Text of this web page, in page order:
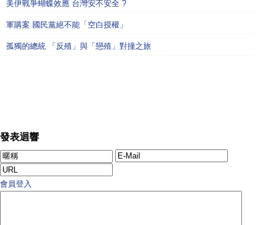
美伊戰爭蝴蝶效應 台灣安不安全 ?
軍購案 國民黨絕不能「空白授權」
孤獨的總統 「反殖」與「戀殖」對撞之旅
發表迴響
會員登入